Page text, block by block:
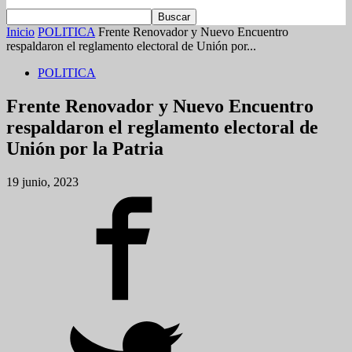
Inicio POLITICA Frente Renovador y Nuevo Encuentro
respaldaron el reglamento electoral de Unión por...
POLITICA
Frente Renovador y Nuevo Encuentro
respaldaron el reglamento electoral de
Unión por la Patria
19 junio, 2023